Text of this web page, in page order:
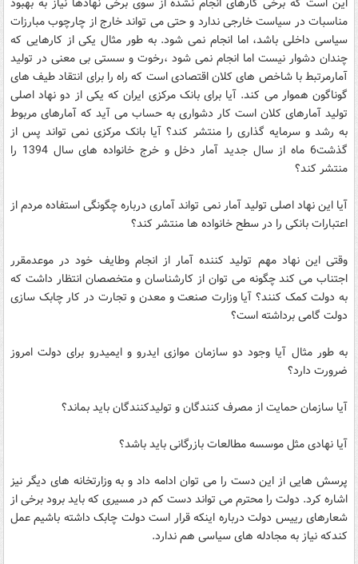
مناسبات در سیاست خارجی ندارد و حتی می تواند خارج از چارچوب مبارزات
سیاسی داخلی باشد، اما انجام نمی شود. به طور مثال یکی از کارهایی که
چندان دشوار نیست اما انجام نمی شود ،رخوت و سستی بی معنی در تولید
آمارمرتبط با شاخص های کلان اقتصادی است که راه را برای انتقاد طیف های
گوناگون هموار می کند. آیا برای بانک مرکزی ایران که یکی از دو نهاد اصلی
تولید آمارهای کلان است کار دشواری به حساب می آید که آمارهای مربوط
به رشد و سرمایه گذاری را منتشر کند؟ آیا بانک مرکزی نمی تواند پس از
گذشت6 ماه از سال جدید آمار دخل و خرج خانواده های سال 1394 را
منتشر کند؟
آیا این نهاد اصلی تولید آمار نمی تواند آماری درباره چگونگی استفاده مردم از
اعتبارات بانکی را در سطح خانواده ها منتشر کند؟
وقتی این نهاد مهم تولید کننده آمار از انجام وطایف خود در موعدمقرر
اجتناب می کند چگونه می توان از کارشناسان و متخصصان انتظار داشت که
به دولت کمک کنند؟ آیا وزارت صنعت و معدن و تجارت در کار چابک سازی
دولت گامی برداشته است؟
به طور مثال آیا وجود دو سازمان موازی ایدرو و ایمیدرو برای دولت امروز
ضرورت دارد؟
آیا سازمان حمایت از مصرف کنندگان و تولیدکنندگان باید بماند؟
آیا نهادی مثل موسسه مطالعات بازرگانی باید باشد؟
پرسش هایی از این دست را می توان ادامه داد و به وزارتخانه های دیگر نیز
اشاره کرد. دولت را محترم می تواند دست کم در مسیری که باید برود برخی از
شعارهای رییس دولت درباره اینکه قرار است دولت چابک داشته باشیم عمل
کندکه نیاز به مجادله های سیاسی هم ندارد.